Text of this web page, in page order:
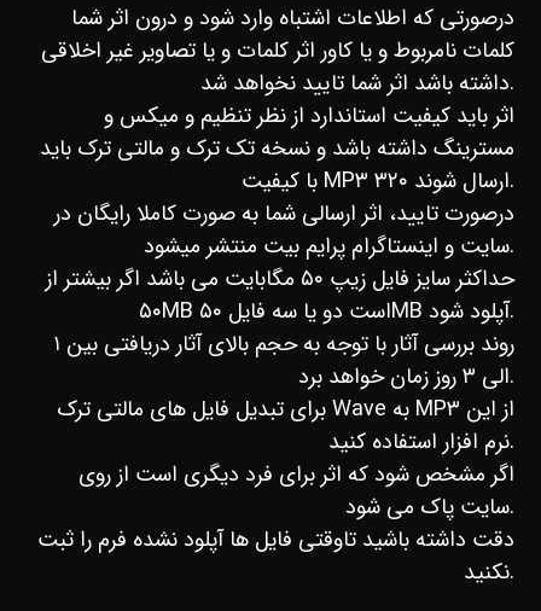
درصورتی که اطلاعات اشتباه وارد شود و درون اثر شما
کلمات نامربوط و یا کاور اثر کلمات و یا تصاویر غیر اخلاقی
داشته باشد اثر شما تایید نخواهد شد.
اثر باید کیفیت استاندارد از نظر تنظیم و میکس و
مسترینگ داشته باشد و نسخه تک ترک و مالتی ترک باید
با کیفیت MP۳ ۳۲۰ ارسال شوند.
درصورت تایید، اثر ارسالی شما به صورت کاملا رایگان در
سایت و اینستاگرام پرایم بیت منتشر میشود.
حداکثر سایز فایل زیپ ۵۰ مگابایت می باشد اگر بیشتر از
۵۰MB است دو یا سه فایل ۵۰MB آپلود شود.
روند بررسی آثار با توجه به حجم بالای آثار دریافتی بین ۱
الی ۳ روز زمان خواهد برد.
برای تبدیل فایل های مالتی ترک Wave به MP۳ از این
نرم افزار استفاده کنید.
اگر مشخص شود که اثر برای فرد دیگری است از روی
سایت پاک می شود.
دقت داشته باشید تاوقتی فایل ها آپلود نشده فرم را ثبت
نکنید.